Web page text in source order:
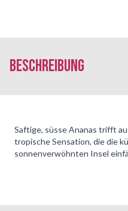
Beschreibung
Saftige, süsse Ananas trifft
tropische Sensation, die die
sonnenverwöhnten Insel